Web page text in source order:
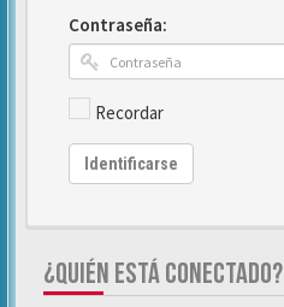
Contraseña:
Recordar
Identificarse
¿QUIÉN ESTÁ CONECTADO?